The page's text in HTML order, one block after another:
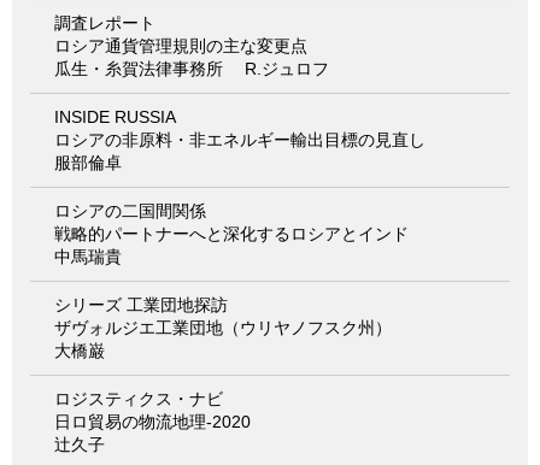
調査レポート
ロシア通貨管理規則の主な変更点
瓜生・糸賀法律事務所 R.ジュロフ
INSIDE RUSSIA
ロシアの非原料・非エネルギー輸出目標の見直し
服部倫卓
ロシアの二国間関係
戦略的パートナーへと深化するロシアとインド
中馬瑞貴
シリーズ 工業団地探訪
ザヴォルジエ工業団地（ウリヤノフスク州）
大橋巌
ロジスティクス・ナビ
日ロ貿易の物流地理-2020
辻久子